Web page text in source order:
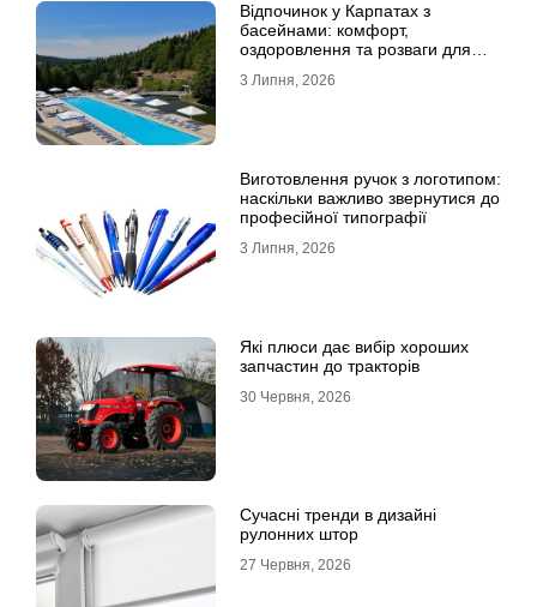
Відпочинок у Карпатах з
басейнами: комфорт,
оздоровлення та розваги для
3 Липня, 2026
Виготовлення ручок з логотипом:
наскільки важливо звернутися до
професійної типографії
3 Липня, 2026
Які плюси дає вибір хороших
запчастин до тракторів
30 Червня, 2026
Сучасні тренди в дизайні
рулонних штор
27 Червня, 2026